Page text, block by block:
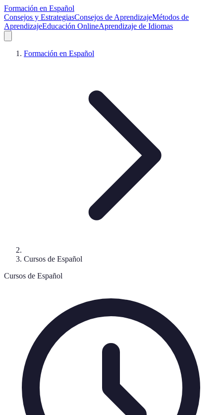
Formación en Español
Consejos y EstrategiasConsejos de AprendizajeMétodos de
AprendizajeEducación OnlineAprendizaje de Idiomas
Formación en Español
Cursos de Español
Cursos de Español